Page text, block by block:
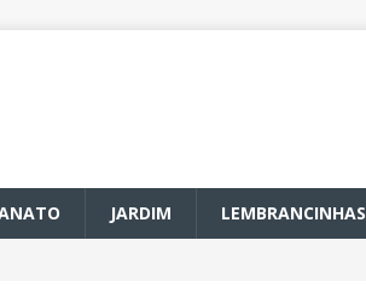
JARDIM LEMBRANCINHAS